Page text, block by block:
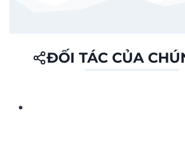
ĐỐI TÁC CỦA